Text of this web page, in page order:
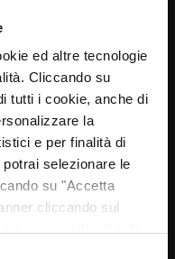
ed altre tecnologie
Cliccando su
tutti i cookie, anche di
la
e per finalità di
selezionare le
su "Accetta
cliccando sul
LE SCUOLE